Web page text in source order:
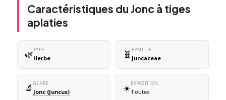
Caractéristiques du Jonc à tiges
aplaties
🌿TYPE
Herbe 🧬 FAMILLE
Juncaceae
🔬 GENRE
Jonc (Juncus) ☀️EXPOSITION
Toutes